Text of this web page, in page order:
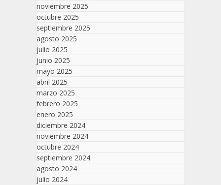
noviembre 2025
octubre 2025
septiembre 2025
agosto 2025
julio 2025
junio 2025
mayo 2025
abril 2025
marzo 2025
febrero 2025
enero 2025
diciembre 2024
noviembre 2024
octubre 2024
septiembre 2024
agosto 2024
julio 2024